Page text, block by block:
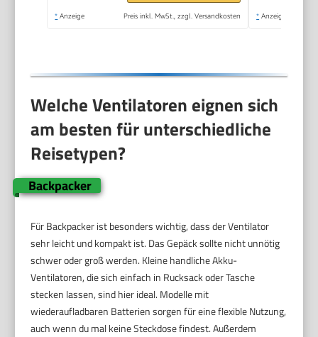
Schlafzimmer, Reisen
* Anzeige Preis inkl. MwSt., zzgl. Versandkosten * Anzeige
Welche Ventilatoren eignen sich
am besten für unterschiedliche
Reisetypen?
Backpacker
Für Backpacker ist besonders wichtig, dass der Ventilator
sehr leicht und kompakt ist. Das Gepäck sollte nicht unnötig
schwer oder groß werden. Kleine handliche Akku-
Ventilatoren, die sich einfach in Rucksack oder Tasche
stecken lassen, sind hier ideal. Modelle mit
wiederaufladbaren Batterien sorgen für eine flexible Nutzung,
auch wenn du mal keine Steckdose findest. Außerdem